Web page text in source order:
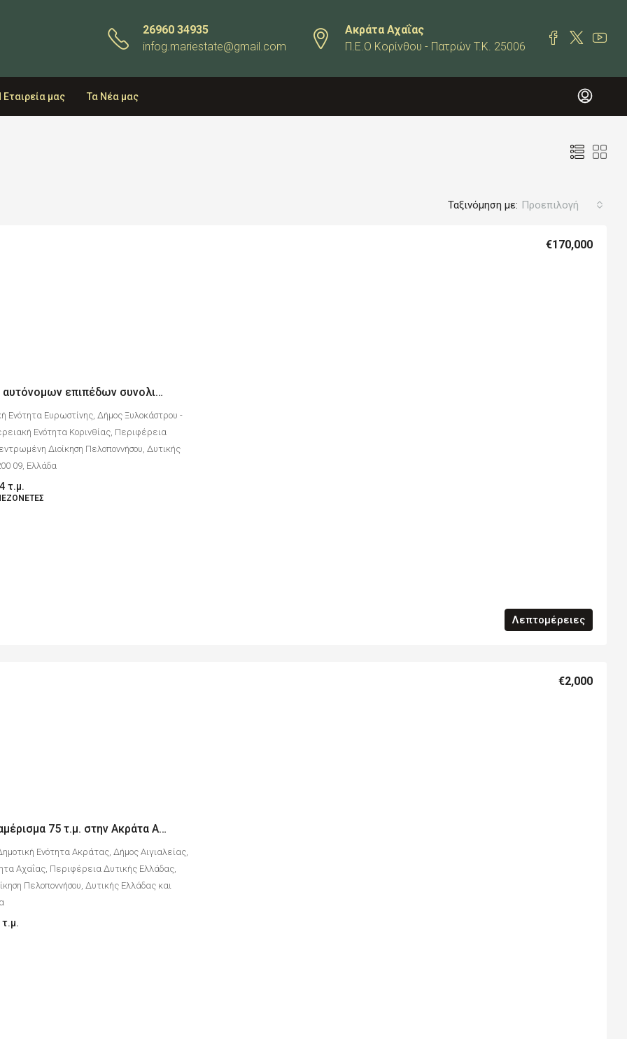
26960 34935
infog.mariestate@gmail.com
Ακράτα Αχαΐας
Π.Ε.Ο Κορίνθου - Πατρών T.K. 25006
Εταιρεία μας Τα Νέα μας
Ταξινόμηση με: Προεπιλογή
Μονοκατοικία 2 αυτόνομων επιπέδων συνολικού εμβαδού 224 τ.μ. στο Δέρβενι Κορινθίας με θέα θάλασσα
€170,000
Ενότητα Ευρωστίνης, Δήμος Ξυλοκάστρου -
Ενότητα Κορινθίας, Περιφέρεια
Διοίκηση Πελοποννήσου, Δυτικής
09, Ελλάδα
τ.μ.
Λεπτομέρειες
Ενοικιάζεται Διαμέρισμα 75 τ.μ. στην Ακράτα Αχαΐας με θέα θάλασσα
€2,000
Ενότητα Ακράτας, Δήμος Αιγιαλείας,
Αχαΐας, Περιφέρεια Δυτικής Ελλάδας,
Πελοποννήσου, Δυτικής Ελλάδας και
τ.μ.